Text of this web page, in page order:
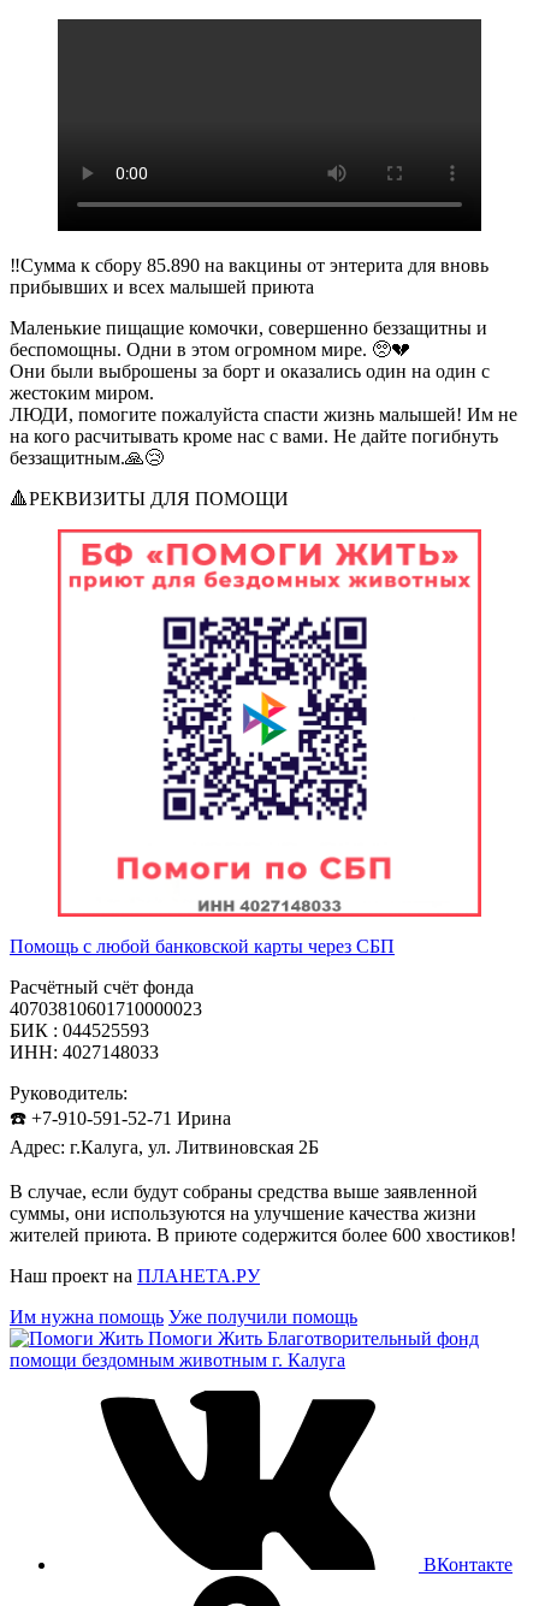
‼️Сумма к сбору 85.890 на вакцины от энтерита для вновь
прибывших и всех малышей приюта
Маленькие пищащие комочки, совершенно беззащитны и
беспомощны. Одни в этом огромном мире. 🥺💔
Они были выброшены за борт и оказались один на один с
жестоким миром.
ЛЮДИ, помогите пожалуйста спасти жизнь малышей! Им не
на кого расчитывать кроме нас с вами. Не дайте погибнуть
беззащитным.🙏😢
🔺РЕКВИЗИТЫ ДЛЯ ПОМОЩИ
Помощь с любой банковской карты через СБП
Расчётный счёт фонда
40703810601710000023
БИК : 044525593
ИНН: 4027148033
Руководитель:
☎️ +7-910-591-52-71 Ирина
Адрес: г.Калуга, ул. Литвиновская 2Б
В случае, если будут собраны средства выше заявленной
суммы, они используются на улучшение качества жизни
жителей приюта. В приюте содержится более 600 хвостиков!
Наш проект на ПЛАНЕТА.РУ
Им нужна помощь Уже получили помощь
Помоги Жить Благотворительный фонд
помощи бездомным животным г. Калуга
ВКонтакте